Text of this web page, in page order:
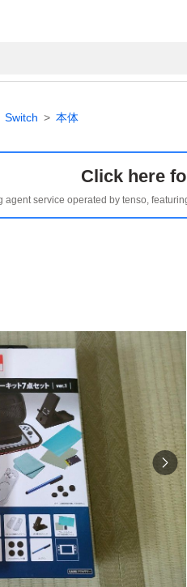
Switch 本体
Click here
agent service operated by tenso,